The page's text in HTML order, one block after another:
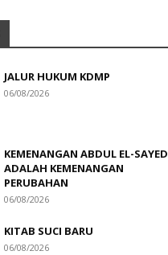
JALUR HUKUM KDMP
06/08/2026
KEMENANGAN ABDUL EL-SAYED
ADALAH KEMENANGAN
PERUBAHAN
06/08/2026
KITAB SUCI BARU
06/08/2026